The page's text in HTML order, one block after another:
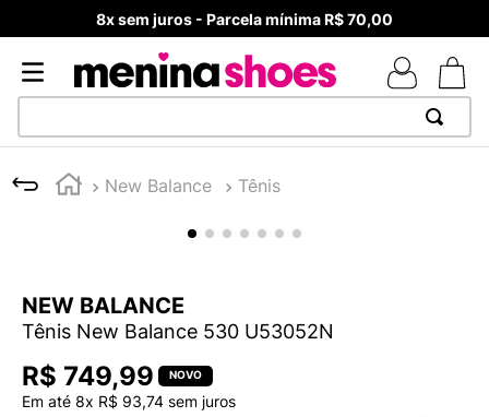
8x sem juros - Parcela mínima R$ 70,00
New Balance Tênis
NEW BALANCE
Tênis New Balance 530 U53052N
R$ 749,99
Em até 8x R$ 93,74 sem juros
1
TÊNIS NEWS BALANCE 530
MELISSAS MINI BABY
4º
TÊNIS VEJA WHITE
5
NEW 9060
6º
MELISSA SLIDE